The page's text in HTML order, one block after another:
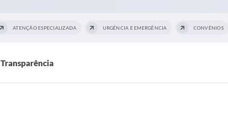
ATENÇÃO ESPECIALIZADA URGÊNCIA E EMERGÊNCIA CONVÊNIOS
Transparência